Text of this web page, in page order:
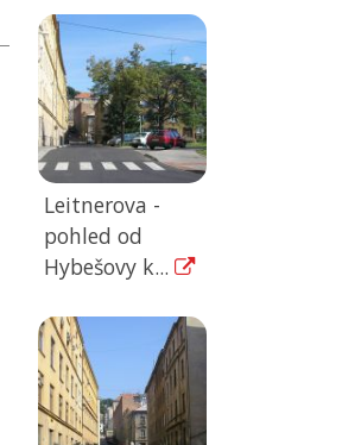
Leitnerova -
pohled od
Hybešovy k...